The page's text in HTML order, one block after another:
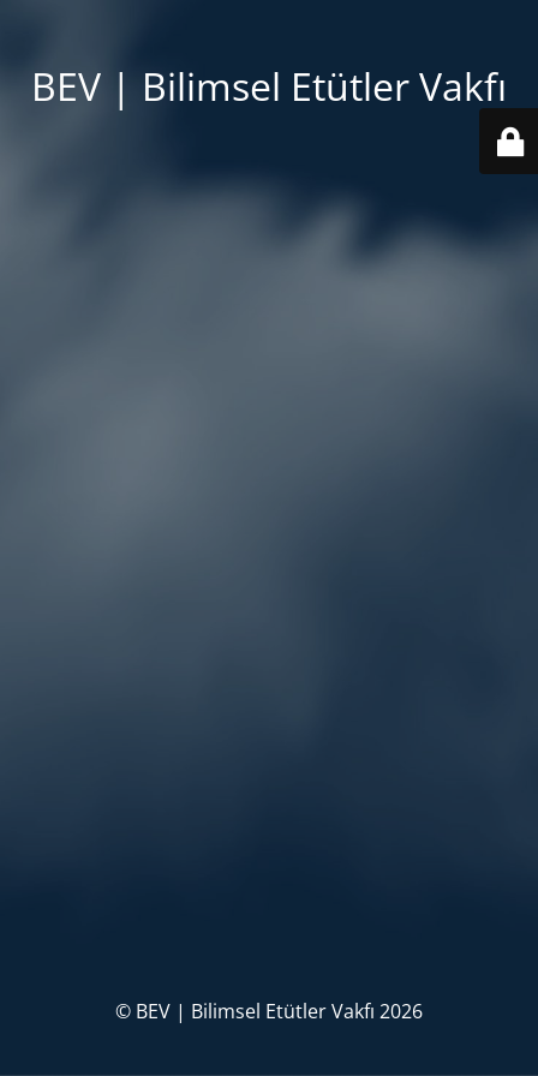
BEV | Bilimsel Etütler Vakfı
© BEV | Bilimsel Etütler Vakfı 2026